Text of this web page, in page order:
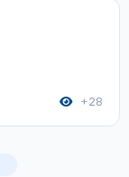
+28